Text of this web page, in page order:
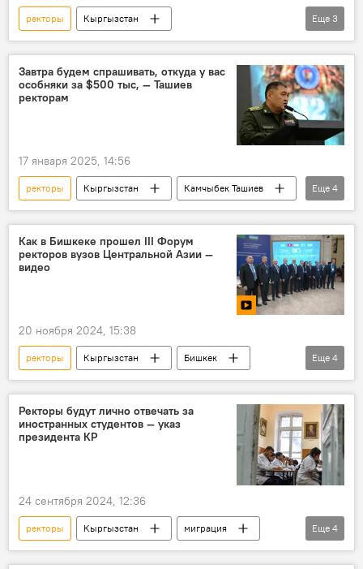
ректоры
Кыргызстан
Министерство науки и высшего образования РФ
образование
вузы
Еще 3
Завтра будем спрашивать, откуда у вас
особняки за $500 тыс, — Ташиев
ректорам
17 января 2025, 14:56
ректоры Кыргызстан
Камчыбек Ташиев
образование
коррупция
обогащение
вузы
Еще 4
Как в Бишкеке прошел III Форум
ректоров вузов Центральной Азии —
видео
20 ноября 2024, 15:38
ректоры Кыргызстан
Бишкек
Центральная Азия
форум
видео
Догдуркул Кендирбаева
Еще 4
Ректоры будут лично отвечать за
иностранных студентов — указ
президента КР
24 сентября 2024, 12:36
ректоры Кыргызстан
миграция
иностранцы
студенты
вузы
Еще 4